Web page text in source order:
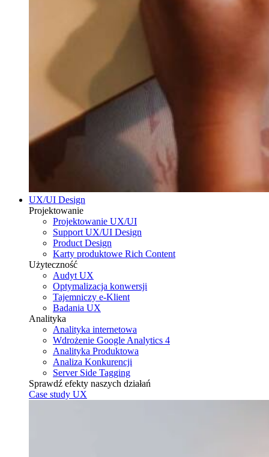
UX/UI Design
Projektowanie
Projektowanie UX/UI
Support UX/UI Design
Product Design
Karty produktowe Rich Content
Użyteczność
Audyt UX
Optymalizacja konwersji
Tajemniczy e-Klient
Badania UX
Analityka
Analityka internetowa
Wdrożenie Google Analytics 4
Analityka Produktowa
Analiza Konkurencji
Server Side Tagging
Sprawdź efekty naszych działań
Case study UX